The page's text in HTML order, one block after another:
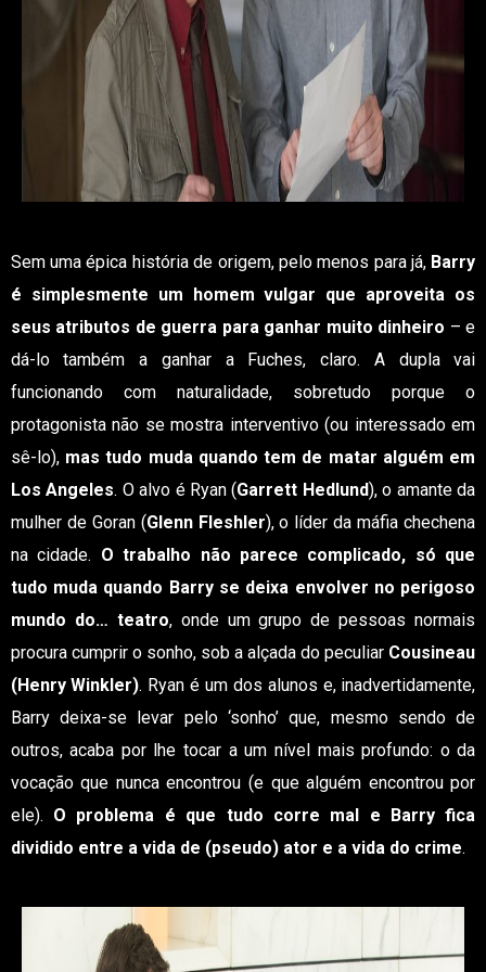
Sem uma épica história de origem, pelo menos para já, Barry
é simplesmente um homem vulgar que aproveita os
seus atributos de guerra para ganhar muito dinheiro – e
dá-lo também a ganhar a Fuches, claro. A dupla vai
funcionando com naturalidade, sobretudo porque o
protagonista não se mostra interventivo (ou interessado em
sê-lo), mas tudo muda quando tem de matar alguém em
Los Angeles. O alvo é Ryan (Garrett Hedlund), o amante da
mulher de Goran (Glenn Fleshler), o líder da máfia chechena
na cidade. O trabalho não parece complicado, só que
tudo muda quando Barry se deixa envolver no perigoso
mundo do… teatro, onde um grupo de pessoas normais
procura cumprir o sonho, sob a alçada do peculiar Cousineau
(Henry Winkler). Ryan é um dos alunos e, inadvertidamente,
Barry deixa-se levar pelo ‘sonho’ que, mesmo sendo de
outros, acaba por lhe tocar a um nível mais profundo: o da
vocação que nunca encontrou (e que alguém encontrou por
ele). O problema é que tudo corre mal e Barry fica
dividido entre a vida de (pseudo) ator e a vida do crime.